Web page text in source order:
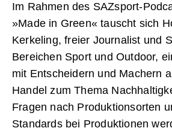
Im Rahmen des SAZsport-
»Made in Green« tauscht sich
Kerkeling, freier Journalist und
Bereichen Sport und Outdoor,
mit Entscheidern und Machern
Handel zum Thema
Fragen nach Produktionsorten
Standards bei Produktionen